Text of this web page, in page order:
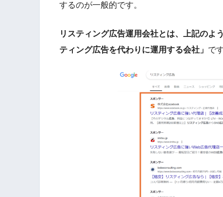
するのが一般的です。
リスティング広告運用会社とは、上記のよ
ティング広告を代わりに運用する会社」 で